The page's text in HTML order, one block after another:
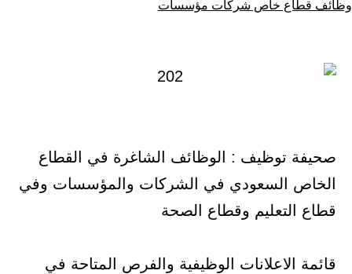
النشر
مصنف
وظائف قطاع خاص شركات مؤسسات
صحيفة توظيف : الوظائف الشاغرة في القطاع
الخاص السعودي في الشركات والمؤسسات وفي
قطاع التعليم وقطاع الصحة
قائمة الاعلانات الوظيفية والفرص المتاحة في